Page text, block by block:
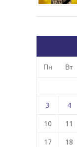
Пн Вт
3 4
10 11
17 18